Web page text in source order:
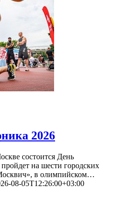
2026
состоится День
на шести городских
в олимпийском…
08-05T12:26:00+03:00